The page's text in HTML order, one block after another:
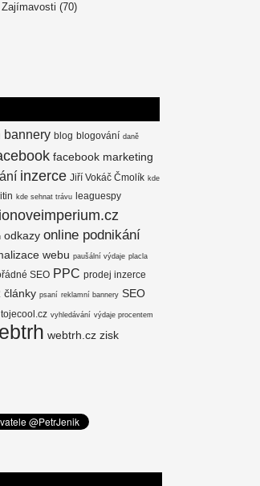
Zajímavosti (70)
bannery blog blogování daně
facebook marketing
inzerce Jiří Vokáč Čmolík kde
kde sehnat trávu leaguespy
odkazy online podnikání
webu paušální výdaje placla
SEO PPC prodej inzerce
články psaní reklamní bannery SEO
tojecool.cz vyhledávání výdaje procentem
webtrh.cz zisk